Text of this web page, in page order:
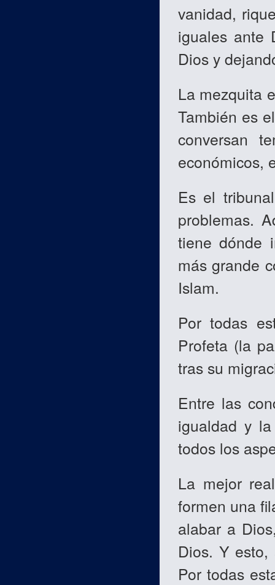
vanidad,
iguales ante
Dios y
La mezquita
También es
conversan
económicos,
Es el
problemas.
tiene dónde
más grande
Islam.
Por todas
Profeta (la
tras su
Entre las
igualdad y
todos los
La mejor
formen una
alabar a
Dios. Y
Por todas